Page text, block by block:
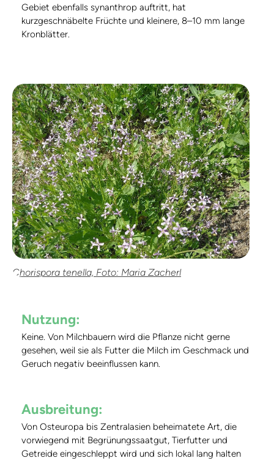
Gebiet ebenfalls synanthrop auftritt, hat
kurzgeschnäbelte Früchte und kleinere, 8–10 mm lange
Kronblätter.
Chorispora tenella, Foto: Maria Zacherl
Nutzung:
Keine. Von Milchbauern wird die Pflanze nicht gerne
gesehen, weil sie als Futter die Milch im Geschmack und
Geruch negativ beeinflussen kann.
Ausbreitung:
Von Osteuropa bis Zentralasien beheimatete Art, die
vorwiegend mit Begrünungssaatgut, Tierfutter und
Getreide eingeschleppt wird und sich lokal lang halten